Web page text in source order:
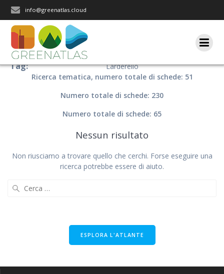
info@greenatlas.cloud
Tag:
Larderello
Ricerca tematica, numero totale di schede: 51
Numero totale di schede: 230
Numero totale di schede: 65
Nessun risultato
Non riusciamo a trovare quello che cerchi. Forse eseguire una
ricerca potrebbe essere di aiuto.
ESPLORA L'ATLANTE